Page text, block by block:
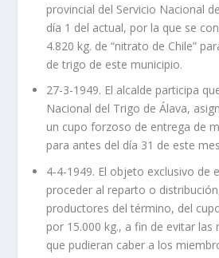
provincial del Servicio Nacional
día 1 del actual, por la que se
4.820 kg. de “nitrato de Chile”
de trigo de este municipio.
27-3-1949. El alcalde participa
Nacional del Trigo de Álava,
un cupo forzoso de entrega de
para antes del día 31 de este
4-4-1949. El objeto exclusivo de
proceder al reparto o
productores del término, del
por 15.000 kg., a fin de evitar las
que pudieran caber a los